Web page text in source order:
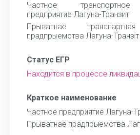
Частное транспортное
предприятие Лагуна-Транзит
Прыватнае
прадпрыемства Лагуна-Транзiт
Статус ЕГР
Находится в процессе
Краткое наименование
Частное предприятие Лагуна-
Прыватнае прадпрыемства